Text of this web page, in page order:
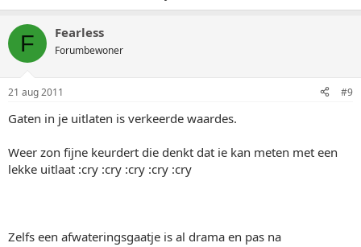
F Fearless
Forumbewoner
21 aug 2011 #9
Gaten in je uitlaten is verkeerde waardes.
Weer zon fijne keurdert die denkt dat ie kan meten met een
lekke uitlaat :cry :cry :cry :cry :cry
Zelfs een afwateringsgaatje is al drama en pas na